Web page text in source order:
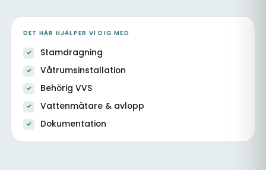
DET HÄR HJÄLPER VI DIG MED
Stamdragning
Våtrumsinstallation
Behörig VVS
Vattenmätare & avlopp
Dokumentation
Renoverad tvättstuga med ny VVS